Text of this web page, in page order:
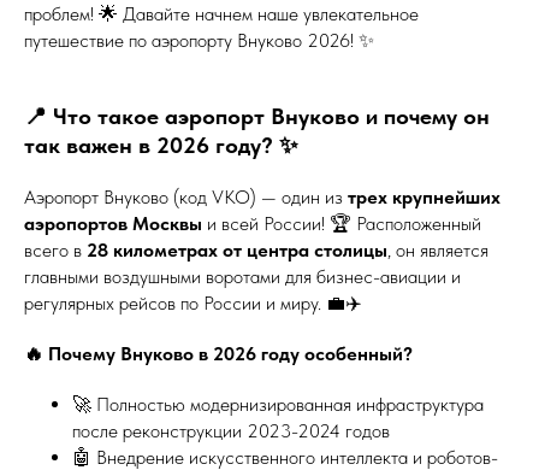
проблем! 🌟 Давайте начнем наше увлекательное
путешествие по аэропорту Внуково 2026! ✨
📍 Что такое аэропорт Внуково и почему он
так важен в 2026 году? ✨
Аэропорт Внуково (код VKO) — один из трех крупнейших
аэропортов Москвы и всей России! 🏆 Расположенный
всего в 28 километрах от центра столицы, он является
главными воздушными воротами для бизнес-авиации и
регулярных рейсов по России и миру. 💼✈️
🔥 Почему Внуково в 2026 году особенный?
🚀 Полностью модернизированная инфраструктура
после реконструкции 2023-2024 годов
🤖 Внедрение искусственного интеллекта и роботов-